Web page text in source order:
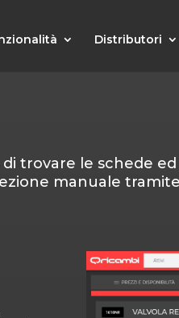
Distributori
trovare le schede
manuale